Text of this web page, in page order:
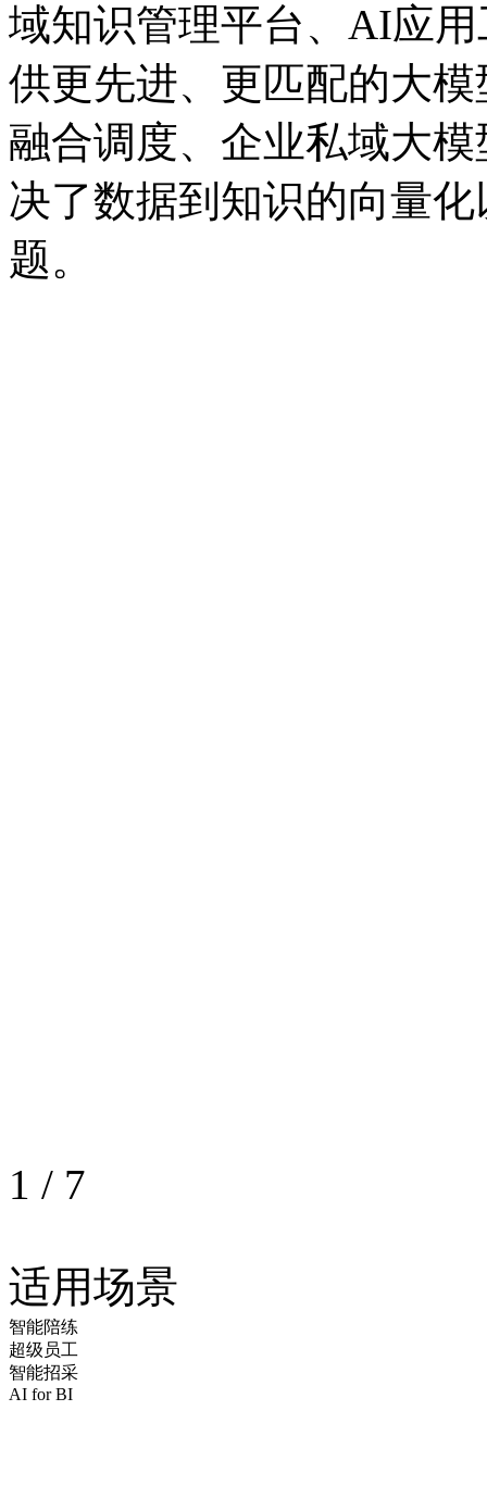
域知识管理平台、AI应
供更先进、更匹配的大模
融合调度、企业私域大
决了数据到知识的向量
题。
1 / 7
适用场景
智能陪练
超级员工
智能招采
AI for BI